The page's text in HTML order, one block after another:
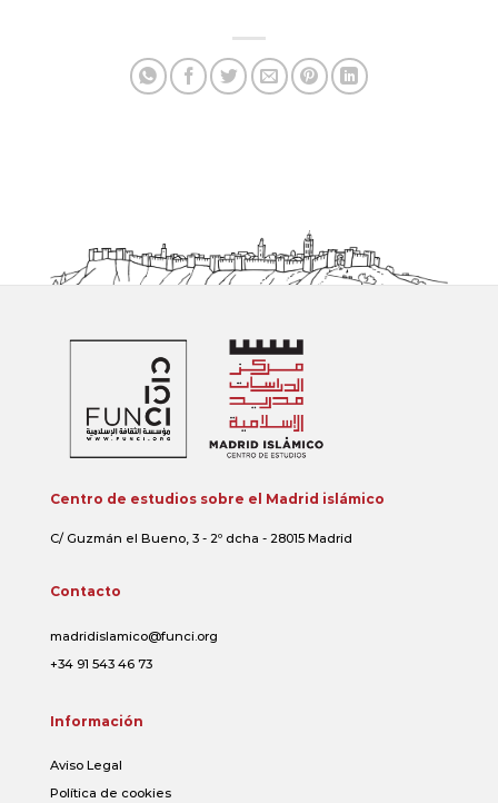
Centro de estudios sobre el Madrid islámico
C/ Guzmán el Bueno, 3 - 2º dcha - 28015 Madrid
Contacto
madridislamico@funci.org
+34 91 543 46 73
Información
Aviso Legal
Política de cookies